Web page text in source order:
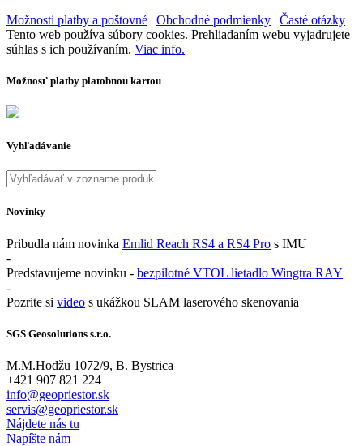
Možnosti platby a poštovné | Obchodné podmienky | Časté otázky
Tento web používa súbory cookies. Prehliadaním webu vyjadrujete
súhlas s ich používaním. Viac info.
Možnosť platby platobnou kartou
Vyhľadávanie
Novinky
Pribudla nám novinka Emlid Reach RS4 a RS4 Pro s IMU
-
Predstavujeme novinku - bezpilotné VTOL lietadlo Wingtra RAY
-
Pozrite si video s ukážkou SLAM laserového skenovania
SGS Geosolutions s.r.o.
M.M.Hodžu 1072/9, B. Bystrica
+421 907 821 224
info@geopriestor.sk
servis@geopriestor.sk
Nájdete nás tu
Napíšte nám